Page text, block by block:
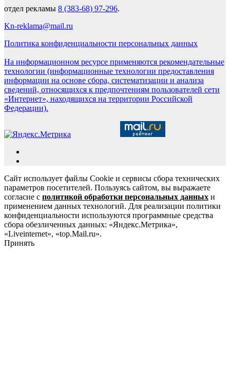
отдел рекламы 8 (383-68) 97-296.
Kn-reklama@mail.ru
Политика конфиденциальности персональных данных
На информационном ресурсе применяются рекомендательные
технологии (информационные технологии предоставления
информации на основе сбора, систематизации и анализа
сведений, относящихся к предпочтениям пользователей сети
«Интернет», находящихся на территории Российской
Федерации).
Сайт использует файлы Cookie и сервисы сбора технических
параметров посетителей. Пользуясь сайтом, вы выражаете
согласие с политикой обработки персональных данных и
применением данных технологий. Для реализации политики
конфиденциальности используются программные средства
сбора обезличенных данных: «Яндекс.Метрика»,
«Liveinternet», «top.Mail.ru».
Принять